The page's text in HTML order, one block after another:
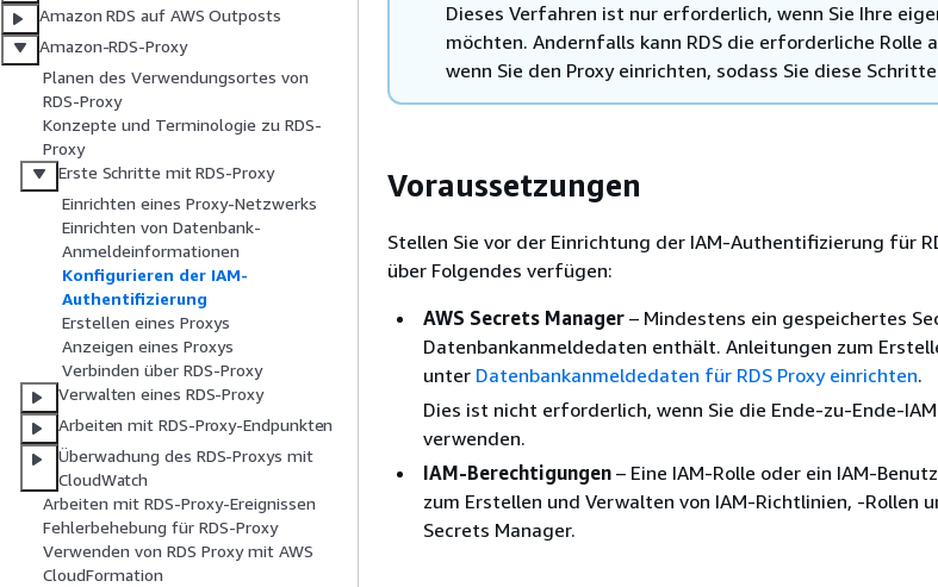
Amazon RDS auf AWS Outposts
Amazon-RDS-Proxy
Planen des Verwendungsortes von
RDS-Proxy
Konzepte und Terminologie zu RDS-
Proxy
Erste Schritte mit RDS-Proxy
Einrichten eines Proxy-Netzwerks
Einrichten von Datenbank-
Anmeldeinformationen
Konfigurieren der IAM-
Authentifizierung
Erstellen eines Proxys
Anzeigen eines Proxys
Verbinden über RDS-Proxy
Verwalten eines RDS-Proxy
Arbeiten mit RDS-Proxy-Endpunkten
Überwachung des RDS-Proxys mit
CloudWatch
Arbeiten mit RDS-Proxy-Ereignissen
Fehlerbehebung für RDS-Proxy
Verwenden von RDS Proxy mit AWS
CloudFormation
Dieses Verfahren ist nur erforderlich, wenn Sie Ihre
möchten. Andernfalls kann RDS die erforderliche Rolle
wenn Sie den Proxy einrichten, sodass Sie diese
Voraussetzungen
Stellen Sie vor der Einrichtung der IAM-Authentifizierung für
über Folgendes verfügen:
AWS Secrets Manager – Mindestens ein gespeichertes
Datenbankanmeldedaten enthält. Anleitungen zum
unter Datenbankanmeldedaten für RDS Proxy einrichten.
Dies ist nicht erforderlich, wenn Sie die Ende-zu-Ende-
verwenden.
IAM-Berechtigungen – Eine IAM-Rolle oder ein IAM-
zum Erstellen und Verwalten von IAM-Richtlinien, -Rollen
Secrets Manager.